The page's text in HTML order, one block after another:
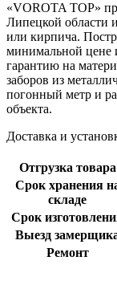
«VOROTA TOP»
Липецкой области
или кирпича.
минимальной цене
гарантию на
заборов из
погонный метр и
объекта.
Доставка и
Отгрузка товара
Срок хранения
складе
Срок
Выезд
Ремонт